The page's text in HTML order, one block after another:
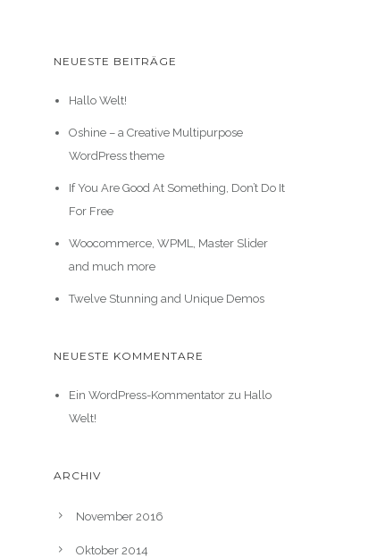
NEUESTE BEITRÄGE
Hallo Welt!
Oshine – a Creative Multipurpose
WordPress theme
If You Are Good At Something, Don’t Do It
For Free
Woocommerce, WPML, Master Slider
and much more
Twelve Stunning and Unique Demos
NEUESTE KOMMENTARE
Ein WordPress-Kommentatorzu Hallo
Welt!
ARCHIV
November 2016
Oktober 2014